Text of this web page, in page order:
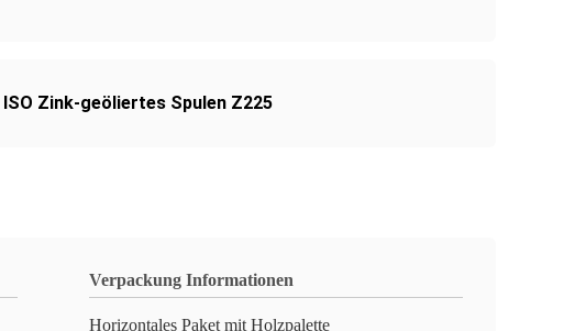
ISO Zink-geöliertes Spulen Z225
Verpackung Informationen
Horizontales Paket mit Holzpalette